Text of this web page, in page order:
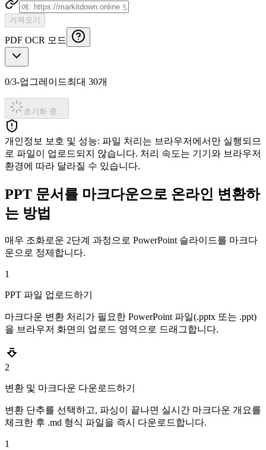
가져오기
PDF OCR 모드
0/3-업그레이드최대 30개
초기화 중...
개인정보 보호 및 성능: 파일 처리는 브라우저에서만 실행되므
로 파일이 업로드되지 않습니다. 처리 속도는 기기와 브라우저
환경에 따라 달라질 수 있습니다.
PPT 문서를 마크다운으로 온라인 변환하
는 방법
매우 조화로운 2단계 과정으로 PowerPoint 슬라이드를 마크다
운으로 정제합니다.
1
PPT 파일 업로드하기
마크다운 변환 처리가 필요한 PowerPoint 파일(.pptx 또는 .ppt)
을 브라우저 화면의 업로드 영역으로 드래그합니다.
2
변환 및 마크다운 다운로드하기
변환 단추를 선택하고, 파싱이 끝나면 실시간 마크다운 개요를
체크한 후 .md 형식 파일을 즉시 다운로드합니다.
1